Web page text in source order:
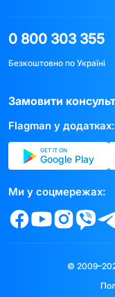
0 800 303 355
Безкоштовно по Україні
Замовити
Flagman у додатках:
GET IT ON
Google Play
Ми у соцмережах:
©